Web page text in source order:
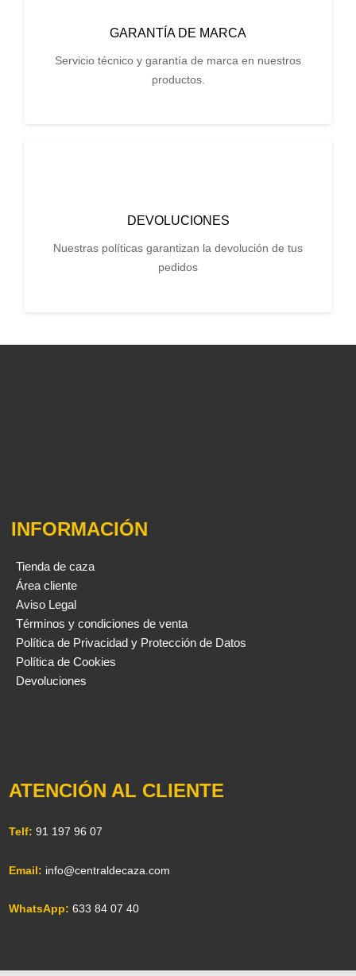
GARANTÍA DE MARCA
Servicio técnico y garantía de marca en nuestros
productos.
DEVOLUCIONES
Nuestras políticas garantizan la devolución de tus
pedidos
INFORMACIÓN
Tienda de caza
Área cliente
Aviso Legal
Términos y condiciones de venta
Política de Privacidad y Protección de Datos
Política de Cookies
Devoluciones
ATENCIÓN AL CLIENTE
Telf: 91 197 96 07
Email: info@centraldecaza.com
WhatsApp: 633 84 07 40